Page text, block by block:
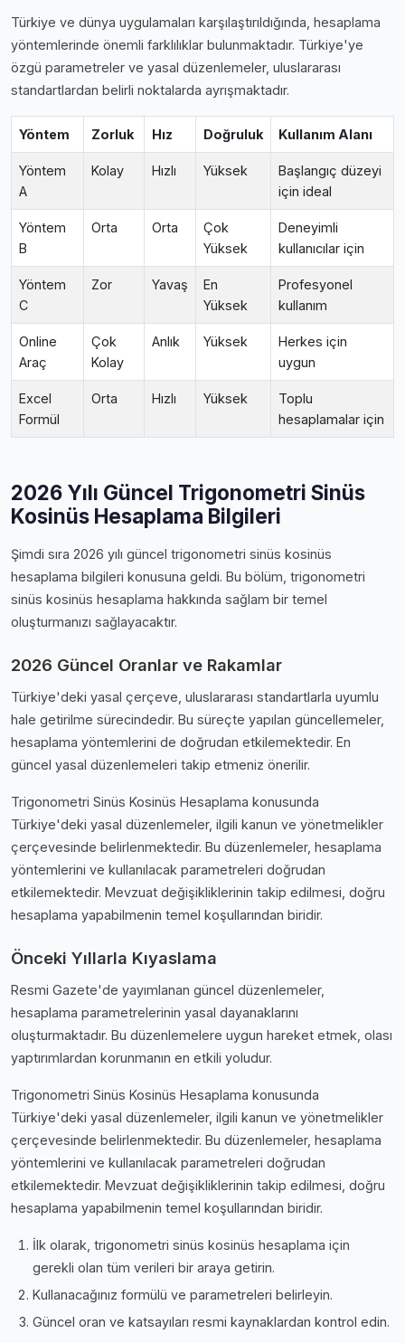
Türkiye ve dünya uygulamaları karşılaştırıldığında, hesaplama
yöntemlerinde önemli farklılıklar bulunmaktadır. Türkiye'ye
özgü parametreler ve yasal düzenlemeler, uluslararası
standartlardan belirli noktalarda ayrışmaktadır.
Yöntem Zorluk Hız Doğruluk Kullanım Alanı
Yöntem
A
Kolay Hızlı Yüksek
Başlangıç düzeyi
için ideal
Yöntem
B
Orta Orta
Çok
Yüksek
Deneyimli
kullanıcılar için
Yöntem
C
Zor Yavaş
En
Yüksek
Profesyonel
kullanım
Online
Araç
Çok
Kolay
Anlık Yüksek
Herkes için
uygun
Excel
Formül
Orta Hızlı Yüksek
Toplu
hesaplamalar için
2026 Yılı Güncel Trigonometri Sinüs
Kosinüs Hesaplama Bilgileri
Şimdi sıra 2026 yılı güncel trigonometri sinüs kosinüs
hesaplama bilgileri konusuna geldi. Bu bölüm, trigonometri
sinüs kosinüs hesaplama hakkında sağlam bir temel
oluşturmanızı sağlayacaktır.
2026 Güncel Oranlar ve Rakamlar
Türkiye'deki yasal çerçeve, uluslararası standartlarla uyumlu
hale getirilme sürecindedir. Bu süreçte yapılan güncellemeler,
hesaplama yöntemlerini de doğrudan etkilemektedir. En
güncel yasal düzenlemeleri takip etmeniz önerilir.
Trigonometri Sinüs Kosinüs Hesaplama konusunda
Türkiye'deki yasal düzenlemeler, ilgili kanun ve yönetmelikler
çerçevesinde belirlenmektedir. Bu düzenlemeler, hesaplama
yöntemlerini ve kullanılacak parametreleri doğrudan
etkilemektedir. Mevzuat değişikliklerinin takip edilmesi, doğru
hesaplama yapabilmenin temel koşullarından biridir.
Önceki Yıllarla Kıyaslama
Resmi Gazete'de yayımlanan güncel düzenlemeler,
hesaplama parametrelerinin yasal dayanaklarını
oluşturmaktadır. Bu düzenlemelere uygun hareket etmek, olası
yaptırımlardan korunmanın en etkili yoludur.
Trigonometri Sinüs Kosinüs Hesaplama konusunda
Türkiye'deki yasal düzenlemeler, ilgili kanun ve yönetmelikler
çerçevesinde belirlenmektedir. Bu düzenlemeler, hesaplama
yöntemlerini ve kullanılacak parametreleri doğrudan
etkilemektedir. Mevzuat değişikliklerinin takip edilmesi, doğru
hesaplama yapabilmenin temel koşullarından biridir.
İlk olarak, trigonometri sinüs kosinüs hesaplama için
gerekli olan tüm verileri bir araya getirin.
Kullanacağınız formülü ve parametreleri belirleyin.
Güncel oran ve katsayıları resmi kaynaklardan kontrol edin.